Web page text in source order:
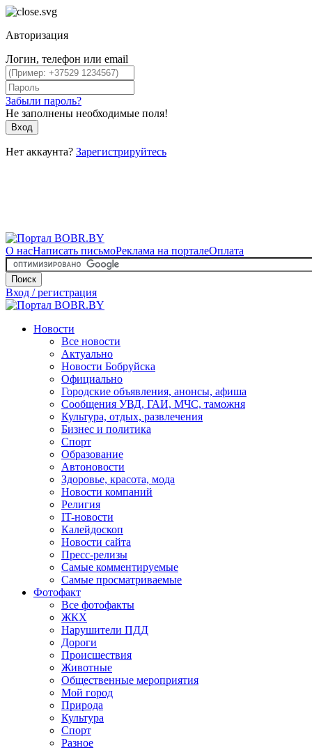
Авторизация
Логин, телефон или email
Забыли пароль?
Не заполнены необходимые поля!
Вход
Нет аккаунта? Зарегистрируйтесь
О насНаписать письмоРеклама на порталеОплата
Поиск
Вход / регистрация
Новости
Все новости
Актуально
Новости Бобруйска
Официально
Городские объявления, анонсы, афиша
Сообщения УВД, ГАИ, МЧС, таможня
Культура, отдых, развлечения
Бизнес и политика
Спорт
Образование
Автоновости
Здоровье, красота, мода
Новости компаний
Религия
IT-новости
Калейдоскоп
Новости сайта
Пресс-релизы
Самые комментируемые
Самые просматриваемые
Фотофакт
Все фотофакты
ЖКХ
Нарушители ПДД
Дороги
Происшествия
Животные
Общественные мероприятия
Мой город
Природа
Культура
Спорт
Разное